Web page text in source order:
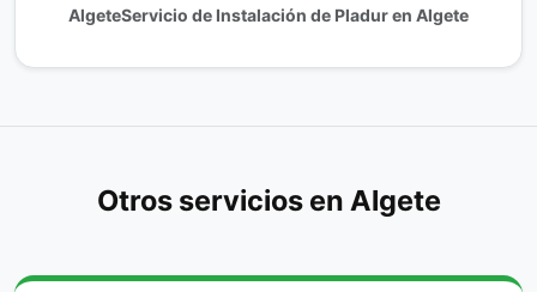
AlgeteServicio de Instalación de Pladur en Algete
Otros servicios en Algete